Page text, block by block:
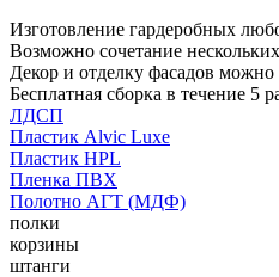
Изготовление гардеробных
Возможно сочетание
Декор и отделку фасадов
Бесплатная сборка в течение 5
ЛДСП
Пластик Alvic Luxe
Пластик HPL
Пленка ПВХ
Полотно АГТ (МДФ)
полки
корзины
штанги